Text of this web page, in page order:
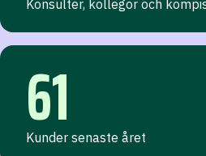
Konsulter, kollegor och
61
Kunder senaste året